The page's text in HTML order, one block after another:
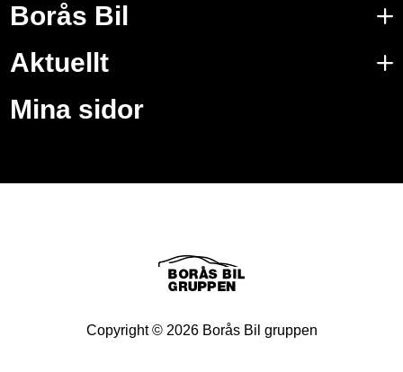
Borås Bil
Aktuellt
Mina sidor
Copyright © 2026 Borås Bil gruppen